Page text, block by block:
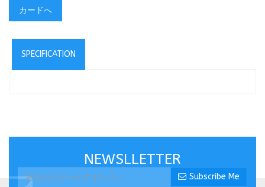
カードへ
SPECIFICATION
NEWSLLETTER
Subscribe Me